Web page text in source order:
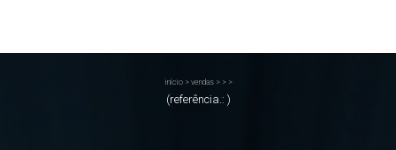
início> vendas> > >
(referência.: )